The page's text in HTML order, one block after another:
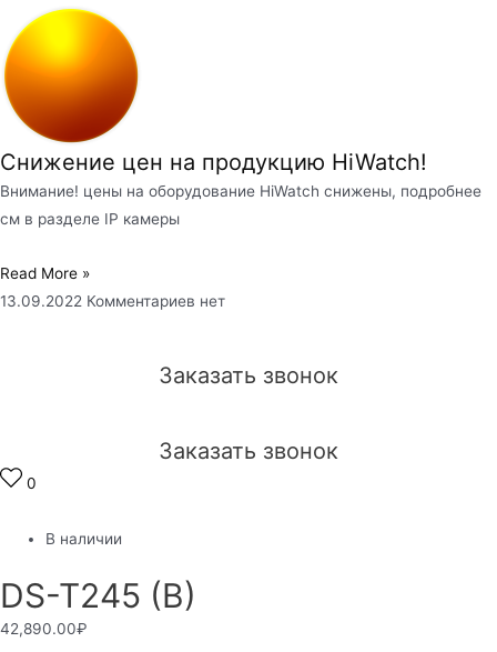
Снижение цен на продукцию HiWatch!
Внимание! цены на оборудование HiWatch снижены, подробнее
см в разделе IP камеры
Read More »
13.09.2022 Комментариев нет
Заказать звонок
Заказать звонок
0
В наличии
DS-T245 (B)
42,890.00₽